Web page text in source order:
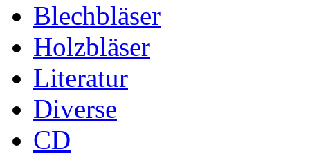
Blechbläser
Holzbläser
Literatur
Diverse
CD